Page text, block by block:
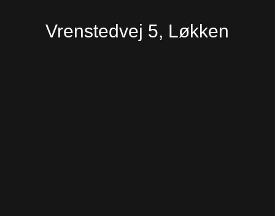
Vrenstedvej 5, Løkken